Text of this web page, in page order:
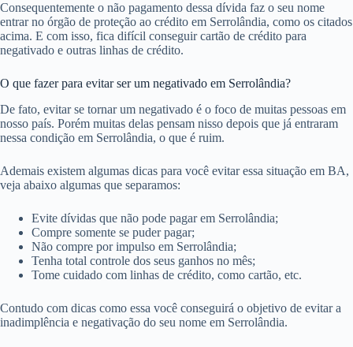
Consequentemente o não pagamento dessa dívida faz o seu nome
entrar no órgão de proteção ao crédito em Serrolândia, como os citados
acima. E com isso, fica difícil conseguir cartão de crédito para
negativado e outras linhas de crédito.
O que fazer para evitar ser um negativado em Serrolândia?
De fato, evitar se tornar um negativado é o foco de muitas pessoas em
nosso país. Porém muitas delas pensam nisso depois que já entraram
nessa condição em Serrolândia, o que é ruim.
Ademais existem algumas dicas para você evitar essa situação em BA,
veja abaixo algumas que separamos:
Evite dívidas que não pode pagar em Serrolândia;
Compre somente se puder pagar;
Não compre por impulso em Serrolândia;
Tenha total controle dos seus ganhos no mês;
Tome cuidado com linhas de crédito, como cartão, etc.
Contudo com dicas como essa você conseguirá o objetivo de evitar a
inadimplência e negativação do seu nome em Serrolândia.